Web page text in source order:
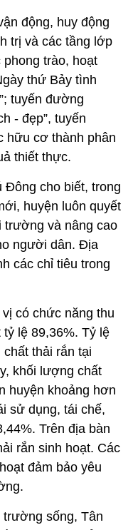
động, huy động
trị và các tầng lớp
trào, hoạt
thứ Bảy tình
tuyến đường
- đẹp”, tuyến
hữu cơ thành phân
thiết thực.
Đông cho biết, trong
huyện luôn quyết
trường và nâng cao
người dân. Địa
các chỉ tiêu trong
có chức năng thu
lệ 89,36%. Tỷ lệ
thải rắn tại
khối lượng chất
huyện khoảng hơn
sử dụng, tái chế,
Trên địa bàn
rắn sinh hoạt. Các
đảm bảo yêu
sống, Tân